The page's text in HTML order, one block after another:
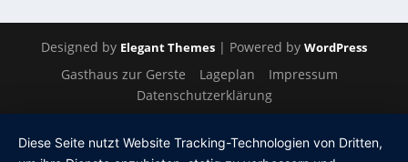
Designed by Elegant Themes | Powered by WordPress
Gasthaus zur Gerste Lageplan
Impressum
Datenschutzerklärung
Diese Seite nutzt Website Tracking-Technologien von Dritten,